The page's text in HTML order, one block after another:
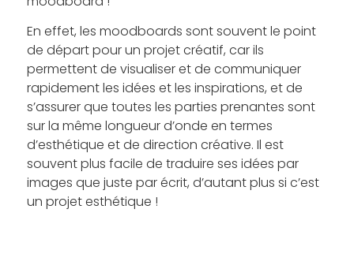
En effet, les moodboards sont souvent le point
de départ pour un projet créatif, car ils
permettent de visualiser et de communiquer
rapidement les idées et les inspirations, et de
s’assurer que toutes les parties prenantes sont
sur la même longueur d’onde en termes
d’esthétique et de direction créative. Il est
souvent plus facile de traduire ses idées par
images que juste par écrit, d’autant plus si c’est
un projet esthétique !